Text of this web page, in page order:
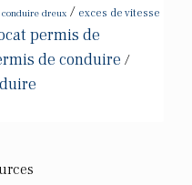
dreux / exces de vitesse
permis de
de conduire /